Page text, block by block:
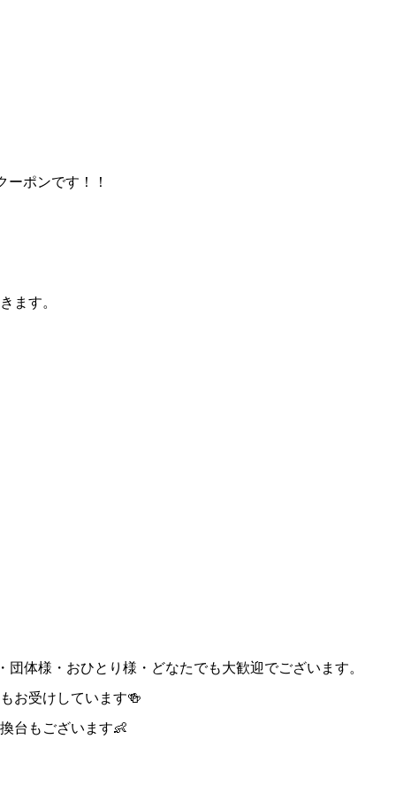
ポンです！！
ます。
体様・おひとり様・どなたでも大歓迎でございます。
お受けしています🍻
台もございます👶